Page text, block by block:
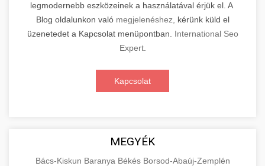
legmodernebb eszközeinek a használatával érjük el. A
Blog oldalunkon való megjelenéshez,
kérünk küld el
üzenetedet a Kapcsolat menüpontban. International Seo
Expert.
Kapcsolat
MEGYÉK
Bács-Kiskun Baranya Békés Borsod-Abaúj-Zemplén